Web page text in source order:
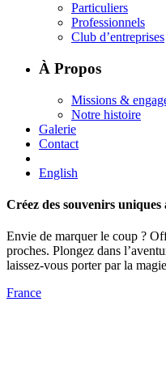
Particuliers
Professionnels
Club d’entreprises
À Propos
Missions &
Notre histoire
Galerie
Contact
English
Créez des souvenirs
Envie de marquer le coup ?
proches. Plongez dans
laissez-vous porter par la
France